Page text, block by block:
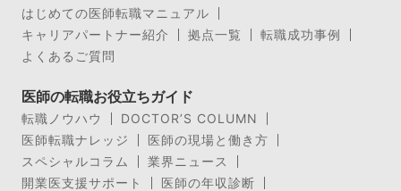
はじめての医師転職マニュアル
キャリアパートナー紹介
拠点一覧
転職成功事例
よくあるご質問
医師の転職お役立ちガイド
転職ノウハウ
DOCTOR’S COLUMN
医師転職ナレッジ
医師の現場と働き方
スペシャルコラム
業界ニュース
開業医支援サポート
医師の年収診断